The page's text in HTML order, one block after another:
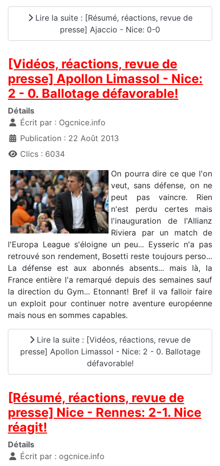
Lire la suite : [Résumé, réactions, revue de
presse] Ajaccio - Nice: 0-0
[Vidéos, réactions, revue de
presse] Apollon Limassol - Nice:
2 - 0. Ballotage défavorable!
Détails
Écrit par : Ogcnice.info
Publication : 22 Août 2013
Clics : 6034
On pourra dire ce que l'on
veut, sans défense, on ne
peut pas vaincre. Rien
n'est perdu certes mais
l'inauguration de l'Allianz
Riviera par un match de
l'Europa League s'éloigne un peu... Eysseric n'a pas
retrouvé son rendement, Bosetti reste toujours perso...
La défense est aux abonnés absents... mais là, la
France entière l'a remarqué depuis des semaines sauf
la direction du Gym... Etonnant! Bref il va falloir faire
un exploit pour continuer notre aventure européenne
mais nous en sommes capables.
Lire la suite : [Vidéos, réactions, revue de
presse] Apollon Limassol - Nice: 2 - 0. Ballotage
défavorable!
[Résumé, réactions, revue de
presse] Nice - Rennes: 2-1. Nice
réagit!
Détails
Écrit par : ogcnice.info